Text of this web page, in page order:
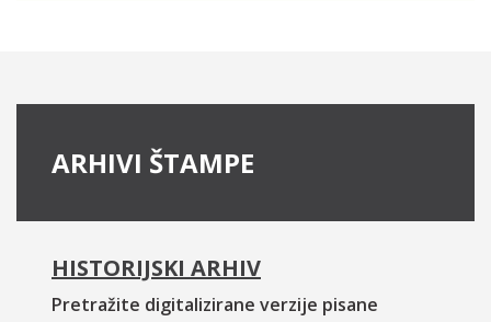
ARHIVI ŠTAMPE
HISTORIJSKI ARHIV
Pretražite digitalizirane verzije pisane